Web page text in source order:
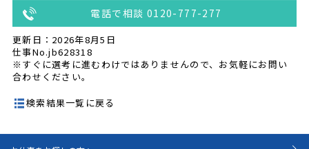
電話で相談 0120-777-277
更新日：2026年8月5日
仕事No.jb628318
※すぐに選考に進むわけではありませんので、お気軽にお問い
合わせください。
検索結果一覧に戻る